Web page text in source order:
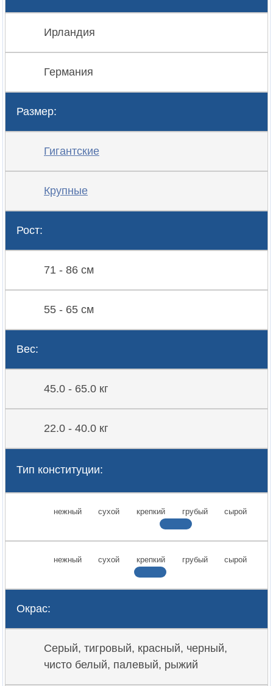
Ирландия
Германия
Размер:
Гигантские
Крупные
Рост:
71 - 86 см
55 - 65 см
Вес:
45.0 - 65.0 кг
22.0 - 40.0 кг
Тип конституции:
нежный сухой крепкий грубый сырой
нежный сухой крепкий грубый сырой
Окрас:
Серый, тигровый, красный, черный,
чисто белый, палевый, рыжий